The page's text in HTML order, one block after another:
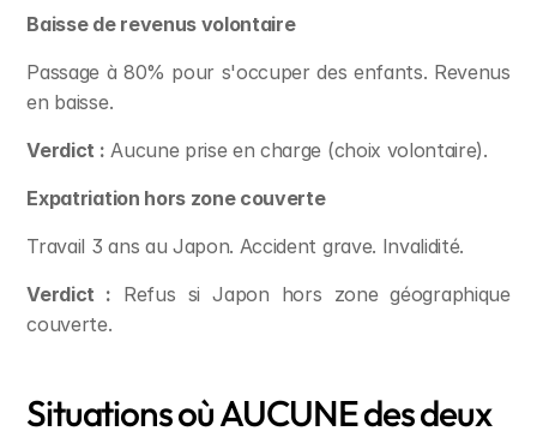
Baisse de revenus volontaire
Passage à 80% pour s'occuper des enfants. Revenus
en baisse.
Verdict : Aucune prise en charge (choix volontaire).
Expatriation hors zone couverte
Travail 3 ans au Japon. Accident grave. Invalidité.
Verdict : Refus si Japon hors zone géographique
couverte.
Situations où AUCUNE des deux